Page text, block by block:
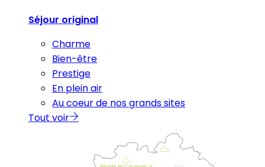
Séjour original
Charme
Bien-être
Prestige
En plein air
Au coeur de nos grands sites
Tout voir